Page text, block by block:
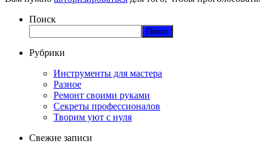
Поиск
Поиск
Рубрики
Инструменты для мастера
Разное
Ремонт своими руками
Секреты профессионалов
Творим уют с нуля
Свежие записи